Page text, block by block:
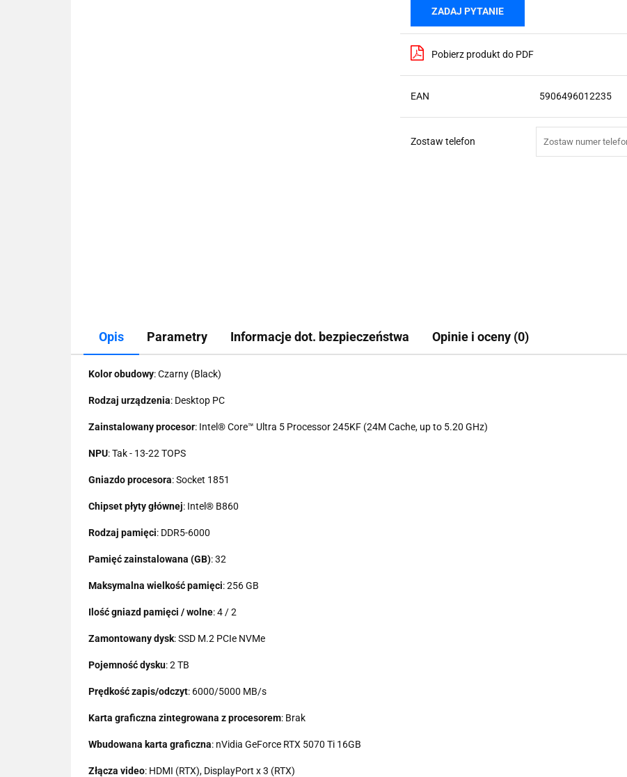
ZADAJ PYTANIE
Pobierz produkt do PDF
EAN 5906496012235
Zostaw telefon
Opis Parametry Informacje dot. bezpieczeństwa Opinie i oceny (0)
Kolor obudowy: Czarny (Black)
Rodzaj urządzenia: Desktop PC
Zainstalowany procesor: Intel® Core™ Ultra 5 Processor 245KF (24M Cache, up to 5.20 GHz)
NPU: Tak - 13-22 TOPS
Gniazdo procesora: Socket 1851
Chipset płyty głównej: Intel® B860
Rodzaj pamięci: DDR5-6000
Pamięć zainstalowana (GB): 32
Maksymalna wielkość pamięci: 256 GB
Ilość gniazd pamięci / wolne: 4 / 2
Zamontowany dysk: SSD M.2 PCIe NVMe
Pojemność dysku: 2 TB
Prędkość zapis/odczyt: 6000/5000 MB/s
Karta graficzna zintegrowana z procesorem: Brak
Wbudowana karta graficzna: nVidia GeForce RTX 5070 Ti 16GB
Złącza video: HDMI (RTX), DisplayPort x 3 (RTX)